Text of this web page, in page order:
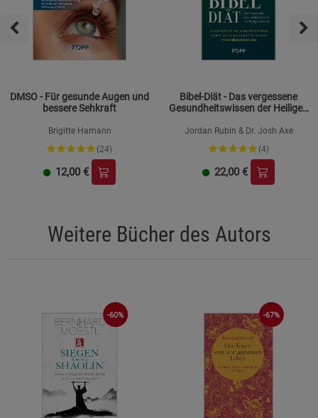
DMSO - Für gesunde Augen und
bessere Sehkraft
Brigitte Hamann
(24)
12,00 €
Bibel-Diät - Das vergessene
Gesundheitswissen der Heiligen
Jordan Rubin & Dr. Josh Axe
(4)
22,00 €
Weitere Bücher des Autors
-60% -67%